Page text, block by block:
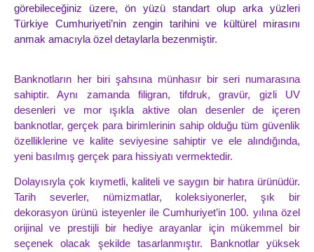
görebileceğiniz üzere, ön yüzü standart olup arka yüzleri
Türkiye Cumhuriyeti’nin zengin tarihini ve kültürel mirasını
anmak amacıyla özel detaylarla bezenmiştir.
Banknotların her biri şahsına münhasır bir seri numarasına
sahiptir. Aynı zamanda filigran, tifdruk, gravür, gizli UV
desenleri ve mor ışıkla aktive olan desenler de içeren
banknotlar, gerçek para birimlerinin sahip olduğu tüm güvenlik
özelliklerine ve kalite seviyesine sahiptir ve ele alındığında,
yeni basılmış gerçek para hissiyatı vermektedir.
Dolayısıyla çok kıymetli, kaliteli ve saygın bir hatıra ürünüdür.
Tarih severler, nümizmatlar, koleksiyonerler, şık bir
dekorasyon ürünü isteyenler ile Cumhuriyet’in 100. yılına özel
orijinal ve prestijli bir hediye arayanlar için mükemmel bir
seçenek olacak şekilde tasarlanmıştır. Banknotlar yüksek